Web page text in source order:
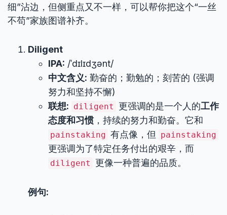
细”沾边，但侧重点又不一样，可以帮你把这个“一丝
不苟”家族图谱补齐。
Diligent
IPA: /ˈdɪlɪdʒənt/
中文含义: 勤奋的；勤勉的；刻苦的 (强调
努力和坚持不懈)
联想: diligent 更强调的是一个人的工作
态度和习惯，持续的努力和勤奋。它和
painstaking 有点像，但 painstaking
更强调为了特定任务付出的艰辛，而
diligent 更像一种普遍的品质。
例句: